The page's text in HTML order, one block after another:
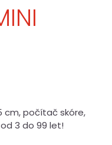
cm, počítač skóre,
3 do 99 let!